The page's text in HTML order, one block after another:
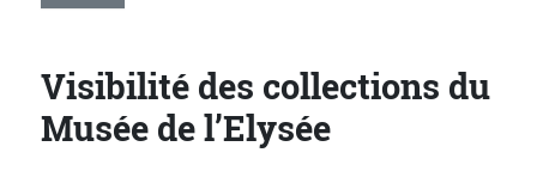
Visibilité des collections du
Musée de l’Elysée